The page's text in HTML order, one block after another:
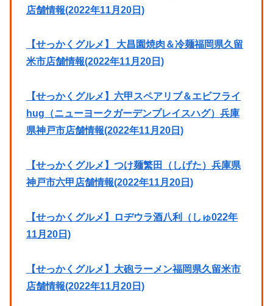
店舗情報(2022年11月20日)
【せっかくグルメ】 大昌園焼肉＆冷麺福岡県久留
米市店舗情報(2022年11月20日)
【せっかくグルメ】六甲スペアリブ＆エビフライ
hug（ニューヨークガーデンプレイスハグ）兵庫
県神戸市店舗情報(2022年11月20日)
【せっかくグルメ】つけ麺繁田（しげた）兵庫県
神戸市六甲店舗情報(2022年11月20日)
【せっかくグルメ】ロヂウラ酒八利（しゅ022年
11月20日)
【せっかくグルメ】大砲ラーメン福岡県久留米市
店舗情報(2022年11月20日)